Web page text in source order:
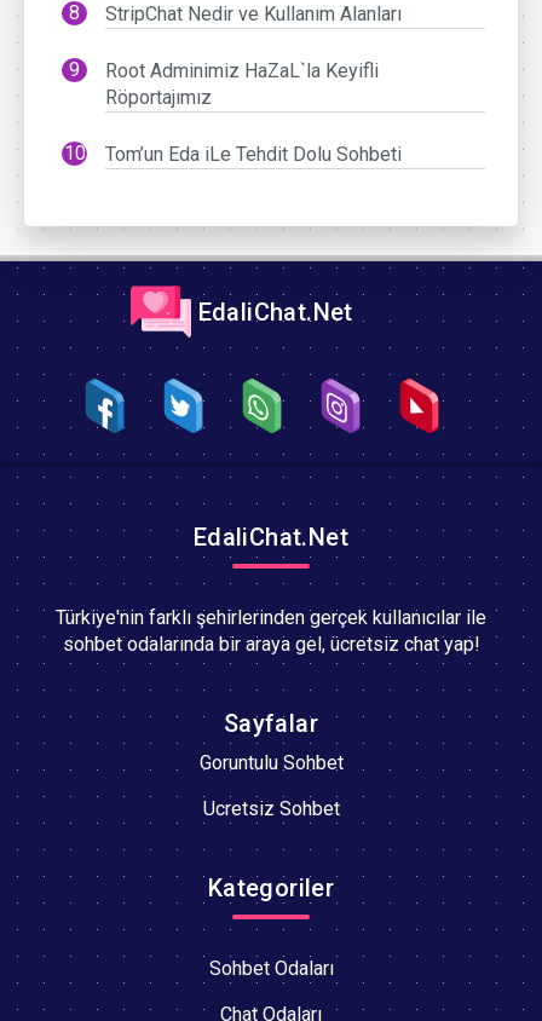
StripChat Nedir ve Kullanım Alanları
Root Adminimiz HaZaL`la Keyifli
Röportajımız
Tom’un Eda iLe Tehdit Dolu Sohbeti
EdaliChat.Net
EdaliChat.Net
Türkiye'nin farklı şehirlerinden gerçek kullanıcılar ile
sohbet odalarında bir araya gel, ücretsiz chat yap!
Sayfalar
Goruntulu Sohbet
Ucretsiz Sohbet
Kategoriler
Sohbet Odaları
Chat Odaları